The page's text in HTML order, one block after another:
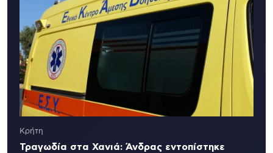
Κρήτη
Τραγωδία στα Χανιά: Άνδρας εντοπίστηκε